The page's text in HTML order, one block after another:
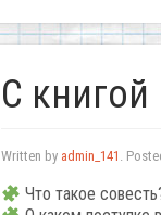
С книгой
Written by admin_141 .
Что такое